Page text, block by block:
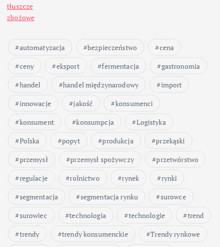
tłuszcze
zbożowe
automatyzacja bezpieczeństwo
cena
ceny
eksport fermentacja
gastronomia
handel
handel międzynarodowy
import
innowacje
jakość
konsumenci
konsument
konsumpcja
Logistyka
Polska
popyt produkcja
przekąski
przemysł
przemysł spożywczy
przetwórstwo
regulacje
rolnictwo rynek
rynki
segmentacja
segmentacja rynku
surowce
surowiec
technologia technologie
trend
trendy
trendy konsumenckie
Trendy rynkowe